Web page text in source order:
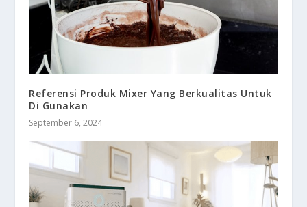
Referensi Produk Mixer Yang Berkualitas Untuk
Di Gunakan
September 6, 2024